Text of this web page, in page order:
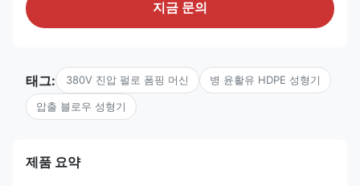
지금 문의
태그: 380V 진압 펄로 폼핑 머신 병 윤활유 HDPE 성형기
압출 블로우 성형기
제품 요약